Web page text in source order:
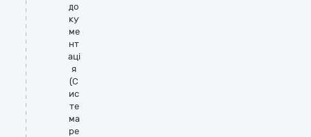
до
ку
ме
нт
аці
я
(С
ис
те
ма
ре